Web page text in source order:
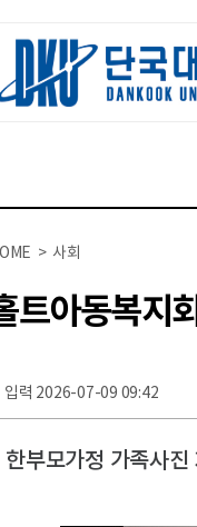
> 사회
트아동복지
입력 2026-07-09 09:42
한부모가정 가족사진